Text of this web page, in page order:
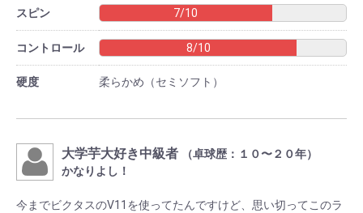
スピン 7/10
コントロール 8/10
硬度 柔らかめ（セミソフト）
大学芋大好き中級者
（卓球歴：１０〜２０年）
かなりよし！
今までビクタスのV11を使ってたんですけど、思い切ってこのラ